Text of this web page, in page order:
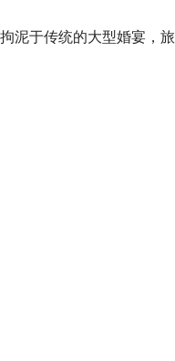
泥于传统的大型婚宴，